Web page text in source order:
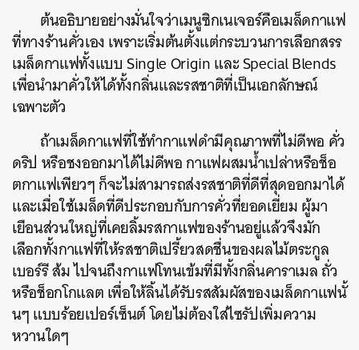
ต้นอธิบายอย่างมั่นใจว่าเมนูซิกเนเจอร์คือเมล็ดกาแฟ
ที่ทางร้านคั่วเอง เพราะเริ่มต้นตั้งแต่กระบวนการเลือกสรร
เมล็ดกาแฟทั้งแบบSingle Origin และ Special Blends
เพื่อนำมาคั่วให้ได้ทั้งกลิ่นและรสชาติที่เป็นเอกลักษณ์
เฉพาะตัว
ถ้าเมล็ดกาแฟที่ใช้ทำกาแฟดำมีคุณภาพที่ไม่ดีพอ คั่ว
ดริป หรือชงออกมาได้ไม่ดีพอ กาแฟผสมน้ำเปล่าหรือช็อ
ตกาแฟเพียวๆ ก็จะไม่สามารถส่งรสชาติที่ดีที่สุดออกมาได้
และเมื่อใช้เมล็ดที่ดีประกอบกับการคั่วที่ยอดเยี่ยม ผู้มา
เยือนส่วนใหญ่ที่เคยลิ้มรสกาแฟของร้านอยู่แล้วจึงมัก
เลือกทั้งกาแฟที่ให้รสชาติเปรี้ยวสดชื่นของผลไม้ตระกูล
เบอร์รี ส้ม ไปจนถึงกาแฟโทนเข้มที่มีทั้งกลิ่นคาราเมล ถั่ว
หรือช็อกโกแลต เพื่อให้ลิ้นได้รับรสสัมผัสของเมล็ดกาแฟนั้
นๆ แบบร้อยเปอร์เซ็นต์ โดยไม่ต้องใส่ไซรัปเพิ่มความ
หวานใดๆ